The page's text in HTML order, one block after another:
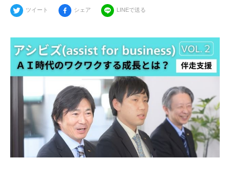
ツイート シェア LINEで送る